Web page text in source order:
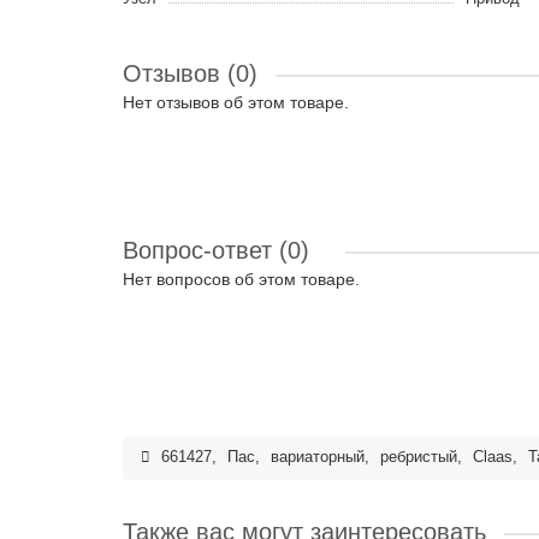
Отзывов (0)
Нет отзывов об этом товаре.
Вопрос-ответ (0)
Нет вопросов об этом товаре.
661427, Пас, вариаторный, ребристый, Claas,
Также вас могут заинтересовать